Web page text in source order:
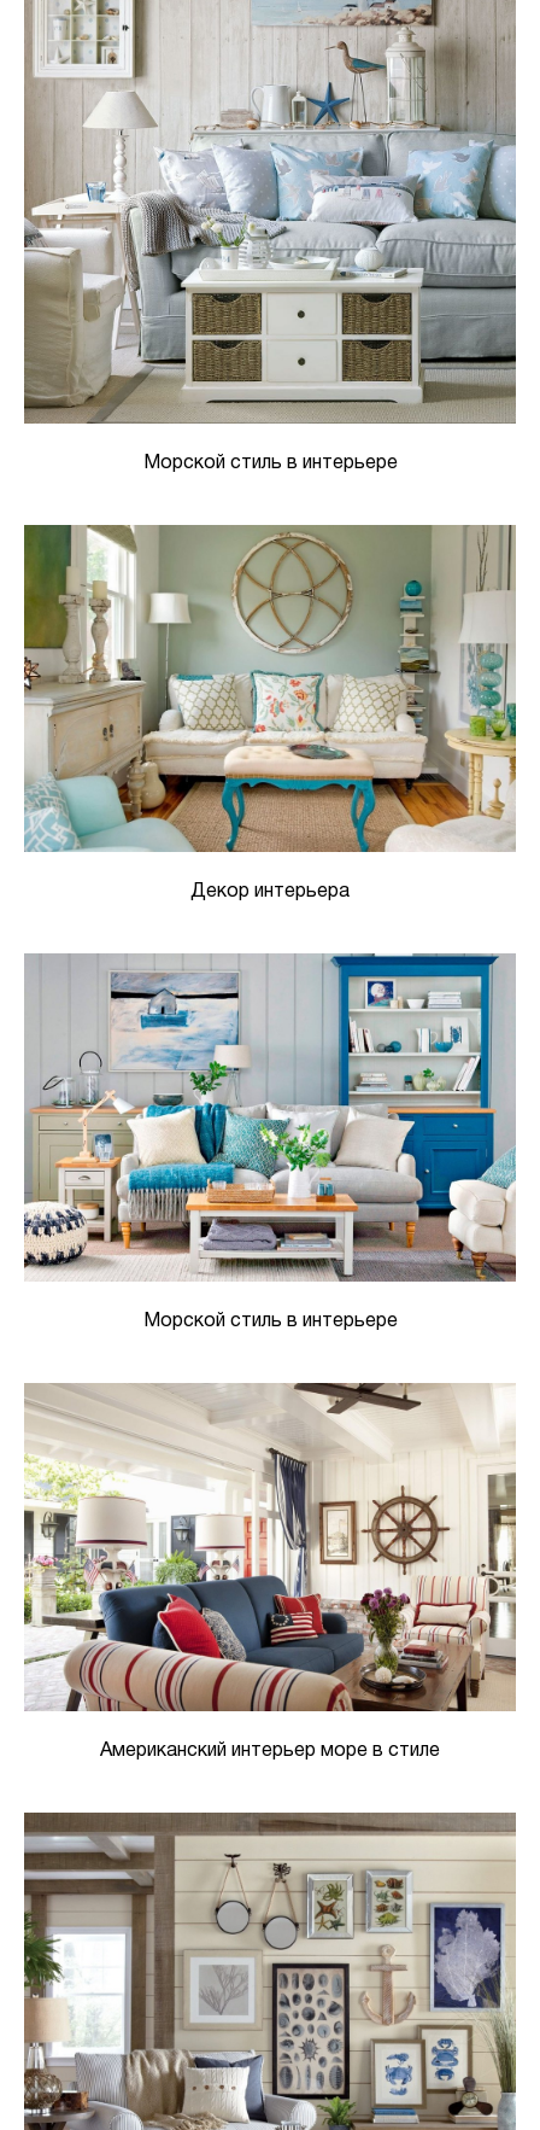
Морской стиль в интерьере
Декор интерьера
Морской стиль в интерьере
Американский интерьер море в стиле